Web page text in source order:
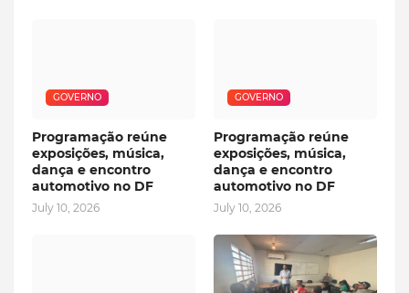
GOVERNO
Programação reúne
exposições, música,
dança e encontro
automotivo no DF
July 10, 2026
GOVERNO
Programação reúne
exposições, música,
dança e encontro
automotivo no DF
July 10, 2026